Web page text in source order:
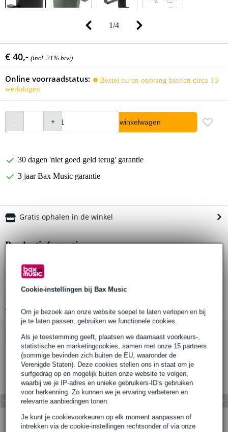
Cookie-instellingen bij Bax Music
Om je bezoek aan onze website soepel te laten verlopen en bij
je te laten passen, gebruiken we functionele cookies.
Als je toestemming geeft, plaatsen we daarnaast voorkeurs-,
statistische en marketingcookies, samen met onze 15 partners
(sommige bevinden zich buiten de EU, waaronder de
Verenigde Staten). Deze cookies stellen ons in staat om je
surfgedrag op en mogelijk buiten onze website te volgen,
waarbij we je IP-adres en unieke gebruikers-ID’s gebruiken
voor herkenning. Zo kunnen we je ervaring verbeteren en
relevante aanbiedingen tonen.
Je kunt je cookievoorkeuren op elk moment aanpassen of
intrekken via de cookie-instellingen rechtsonder of via onze
1/4
€ 40,- (incl. 21% btw)
Online voorraadstatus:
Bestel nu en ontvang binnen circa 13
werkdagen
In winkelwagen
30 dagen 'niet goed geld terug' garantie
3 jaar Bax Music garantie
Gratis ophalen in de winkel
Productinformatie
Aantal producten: 1 stuk
Producten inbegrepen: 1 receiver, 1 bout, 1 set ringen
Materiaal: aluminium
Bekijk ook eens (3)